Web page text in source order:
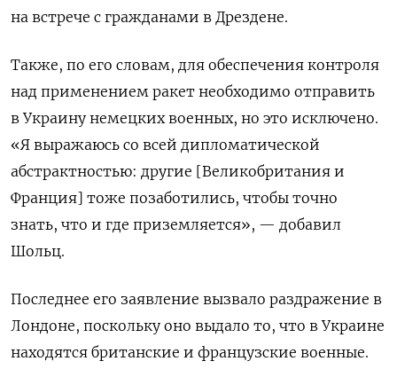
на встрече с гражданами в Дрездене.
Также, по его словам, для обеспечения контроля
над применением ракет необходимо отправить
в Украину немецких военных, но это исключено.
«Я выражаюсь со всей дипломатической
абстрактностью: другие [Великобритания и
Франция] тоже позаботились, чтобы точно
знать, что и где приземляется», — добавил
Шольц.
Последнее его заявление вызвало раздражение в
Лондоне, поскольку оно выдало то, что в Украине
находятся британские и французские военные.